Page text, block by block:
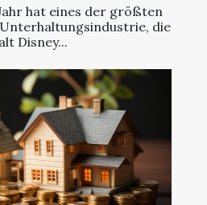
hat eines der größten
die
Disney...